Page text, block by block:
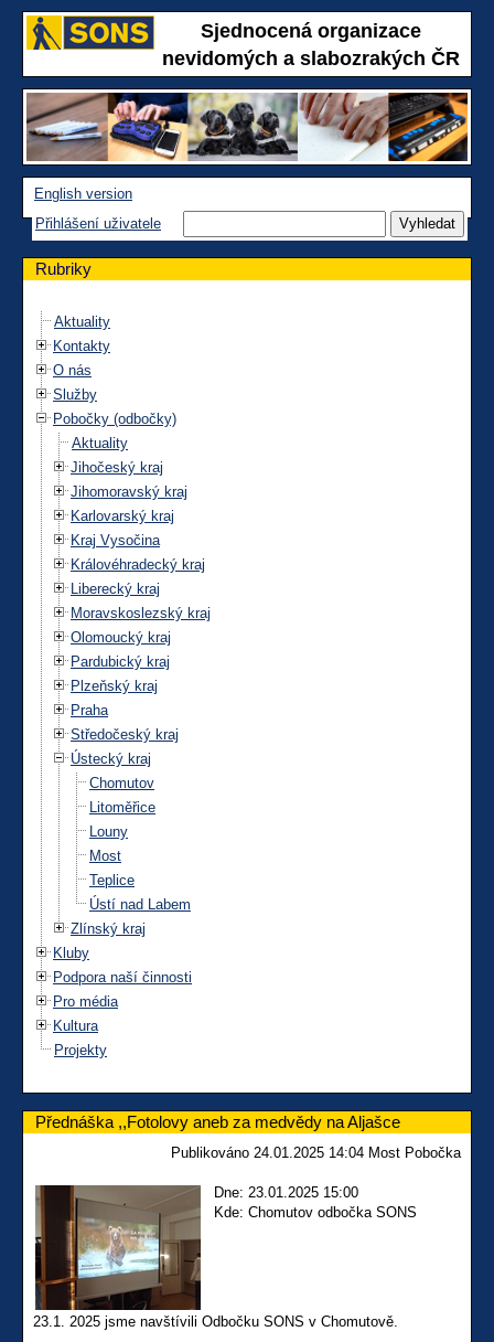
Sjednocená organizace
nevidomých a slabozrakých ČR
English version
Přihlášení uživatele
Rubriky
Aktuality
Kontakty
O nás
Služby
Pobočky (odbočky)
Aktuality
Jihočeský kraj
Jihomoravský kraj
Karlovarský kraj
Kraj Vysočina
Královéhradecký kraj
Liberecký kraj
Moravskoslezský kraj
Olomoucký kraj
Pardubický kraj
Plzeňský kraj
Praha
Středočeský kraj
Ústecký kraj
Chomutov
Litoměřice
Louny
Most
Teplice
Ústí nad Labem
Zlínský kraj
Kluby
Podpora naší činnosti
Pro média
Kultura
Projekty
Přednáška ,,Fotolovy aneb za medvědy na Aljašce
Publikováno 24.01.2025 14:04 Most Pobočka
Dne: 23.01.2025 15:00
Kde: Chomutov odbočka SONS
23.1. 2025 jsme navštívili Odbočku SONS v Chomutově.